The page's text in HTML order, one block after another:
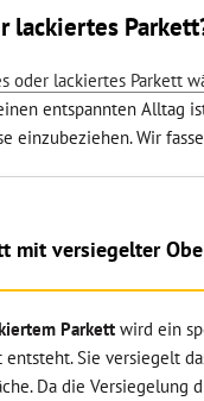
lackiertes
oder lackiertes Parkett
entspannten Alltag
einzubeziehen. Wir
mit versiegelter
Parkett wird ein
entsteht. Sie versiegelt
Da die Versiegelung